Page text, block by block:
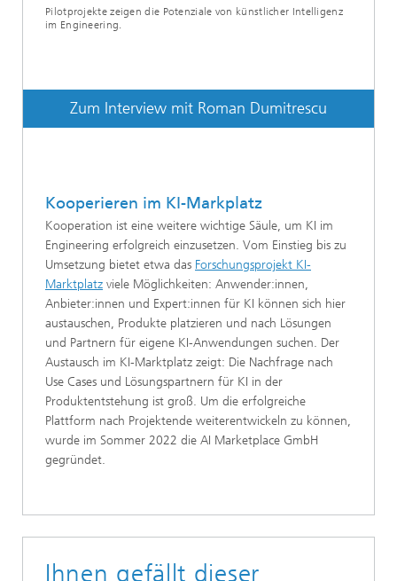
Pilotprojekte zeigen die Potenziale von künstlicher Intelligenz
im Engineering.
Zum Interview mit Roman Dumitrescu
Kooperieren im KI-Markplatz
Kooperation ist eine weitere wichtige Säule, um KI im
Engineering erfolgreich einzusetzen. Vom Einstieg bis zu
Umsetzung bietet etwa das Forschungsprojekt KI-
Marktplatz viele Möglichkeiten: Anwender:innen,
Anbieter:innen und Expert:innen für KI können sich hier
austauschen, Produkte platzieren und nach Lösungen
und Partnern für eigene KI-Anwendungen suchen. Der
Austausch im KI-Marktplatz zeigt: Die Nachfrage nach
Use Cases und Lösungspartnern für KI in der
Produktentstehung ist groß. Um die erfolgreiche
Plattform nach Projektende weiterentwickeln zu können,
wurde im Sommer 2022 die AI Marketplace GmbH
gegründet.
Ihnen gefällt dieser